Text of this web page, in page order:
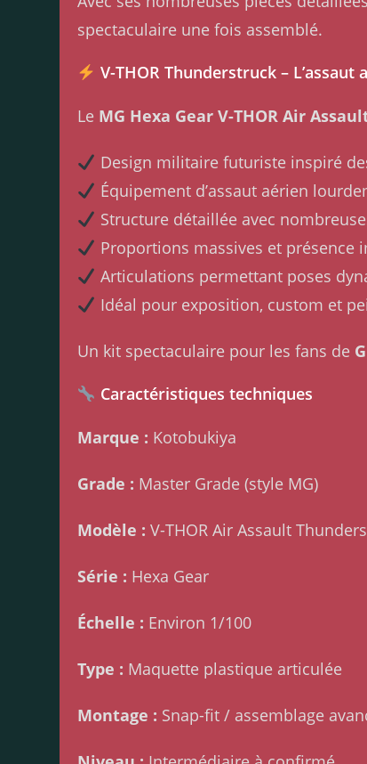
spectaculaire une fois assemblé.
V-THOR Thunderstruck – L’assaut
Le MG Hexa Gear V-THOR Air
Design militaire futuriste inspiré
Équipement d’assaut aérien
Structure détaillée avec
Proportions massives et présence
Articulations permettant poses
Idéal pour exposition, custom et
Un kit spectaculaire pour les fans de
Caractéristiques techniques
Marque : Kotobukiya
Grade : Master Grade (style MG)
Modèle : V-THOR Air Assault
Série : Hexa Gear
Échelle : Environ 1/100
Type : Maquette plastique articulée
Montage : Snap-fit / assemblage